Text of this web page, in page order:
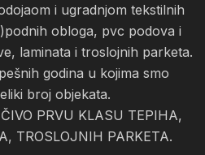
i ugradnjom tekstilnih
obloga, pvc podova i
laminata i troslojnih parketa.
godina u kojima smo
broj objekata.
PRVU KLASU TEPIHA,
TROSLOJNIH PARKETA.